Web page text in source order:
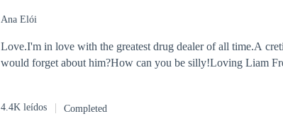
Ana Elói
Love.I'm in love with the greatest drug dealer of all time.A
would forget about him?How can you be silly!Loving Liam
4.4K leídos Completed